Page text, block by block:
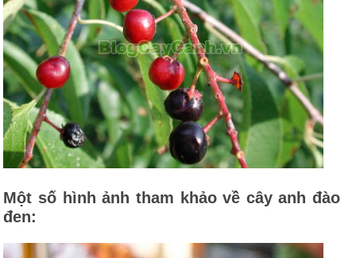
Một số hình ảnh tham khảo về cây anh đào
đen: